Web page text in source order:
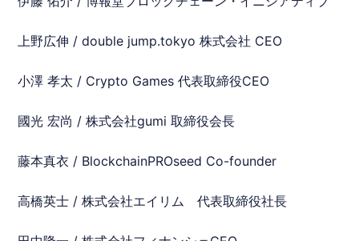
上野広伸 / double jump.tokyo 株式会社 CEO
小澤 孝太 / Crypto Games 代表取締役CEO
國光 宏尚 / 株式会社gumi 取締役会長
藤本真衣 / BlockchainPROseed Co-founder
高橋英士 / 株式会社エイリム 代表取締役社長